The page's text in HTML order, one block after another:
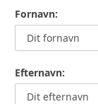
Fornavn:
Efternavn: